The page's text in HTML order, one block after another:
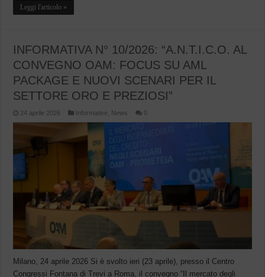
Leggi l'articolo »
INFORMATIVA N° 10/2026: “A.N.T.I.C.O. AL
CONVEGNO OAM: FOCUS SU AML
PACKAGE E NUOVI SCENARI PER IL
SETTORE ORO E PREZIOSI”
24 aprile 2026 Informative News 0
Milano, 24 aprile 2026 Si è svolto ieri (23 aprile), presso il Centro
Congressi Fontana di Trevi a Roma, il convegno “Il mercato degli